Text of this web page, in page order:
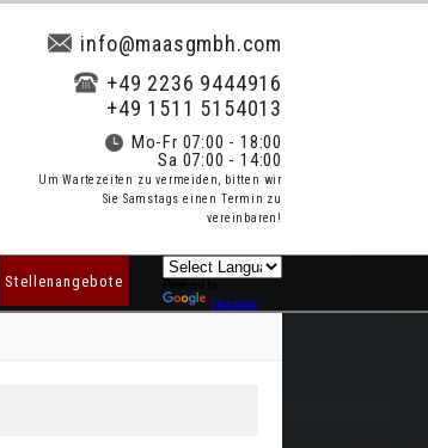
info@maasgmbh.com
+49 2236 9444916
+49 1511 5154013
Mo-Fr 07:00 - 18:00
Sa 07:00 - 14:00
Um Wartezeiten zu vermeiden, bitten wir
Sie Samstags einen Termin zu
vereinbaren!
Stellenangebote
Translate